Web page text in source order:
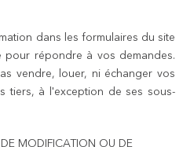
dans les formulaires du site
pour répondre à vos demandes.
vendre, louer, ni échanger vos
tiers, à l'exception de ses sous-
MODIFICATION OU DE